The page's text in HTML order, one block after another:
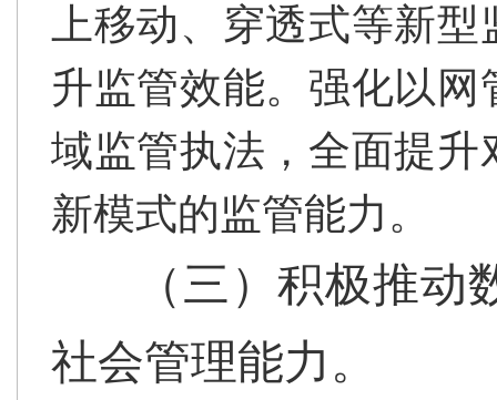
上移动、穿透式等新
升监管效能。强化以
域监管执法，全面提
新模式的监管能力。
（三）积极推
社会管理能力。